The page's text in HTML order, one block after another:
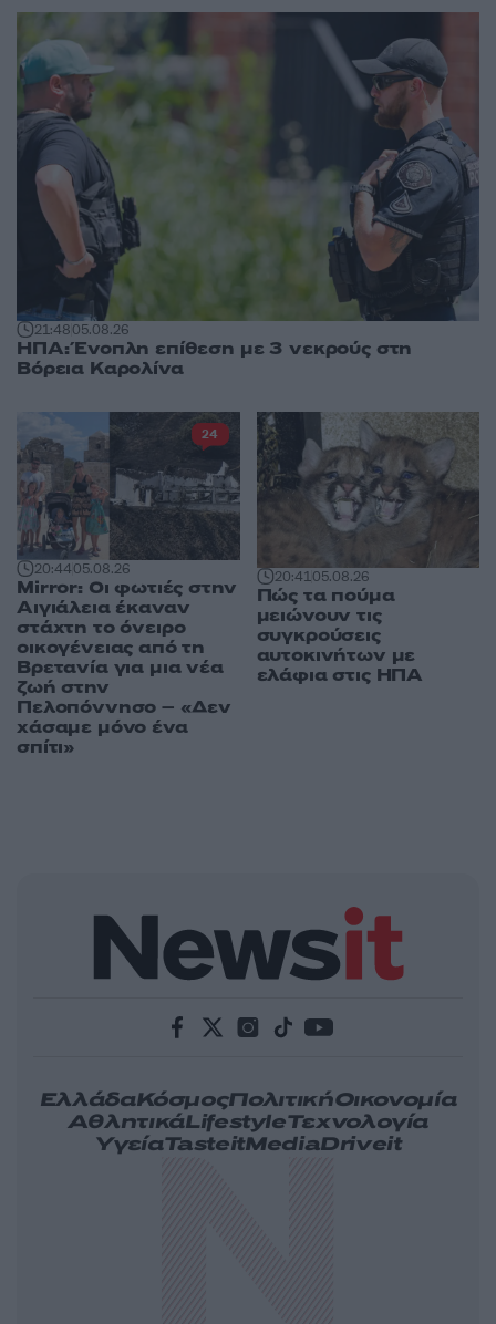
21:4805.08.26
ΗΠΑ: Ένοπλη επίθεση με 3 νεκρούς στη
Βόρεια Καρολίνα
20:4405.08.26
Mirror: Οι φωτιές στην
Αιγιάλεια έκαναν
στάχτη το όνειρο
οικογένειας από τη
Βρετανία για μια νέα
ζωή στην
Πελοπόννησο – «Δεν
χάσαμε μόνο ένα
σπίτι»
24
20:4105.08.26
Πώς τα πούμα
μειώνουν τις
συγκρούσεις
αυτοκινήτων με
ελάφια στις ΗΠΑ
ΕλλάδαΚόσμοςΠολιτικήΟικονομία
ΑθλητικάLifestyleΤεχνολογία
ΥγείαTasteitMediaDriveit